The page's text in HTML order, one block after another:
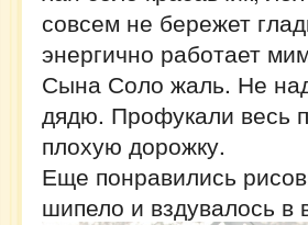
совсем не бережет
энергично работает
Сына Соло жаль. Не
дядю. Профукали весь
плохую дорожку.
Еще понравились
шипело и вздувалось в